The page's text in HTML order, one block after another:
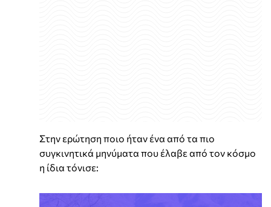
Στην ερώτηση ποιο ήταν ένα από τα πιο
συγκινητικά μηνύματα που έλαβε από τον κόσμο
η ίδια τόνισε: